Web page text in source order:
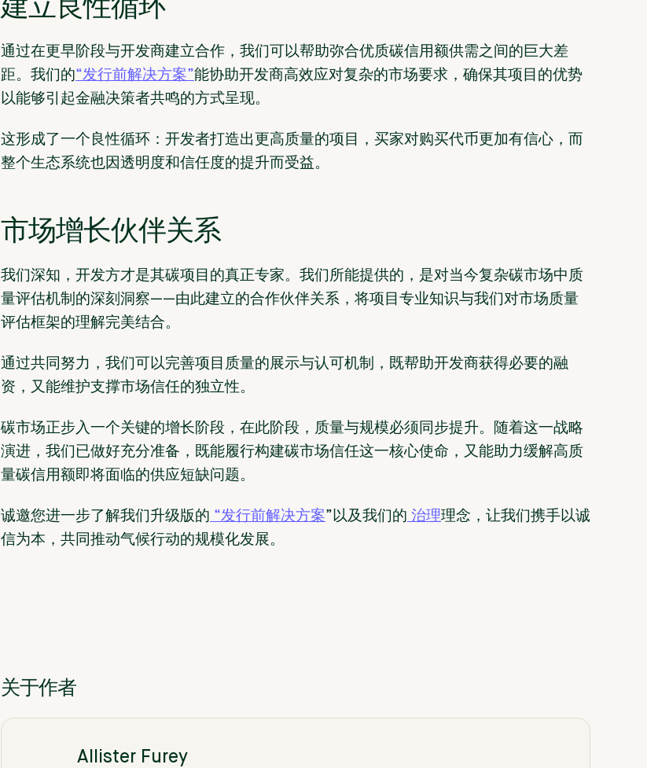
通过在更早阶段与开发商建立合作，我们可以帮助弥合优质碳信用额供需之间的巨大差
距。我们的“发行前解决方案”能协助开发商高效应对复杂的市场要求，确保其项目的优势
以能够引起金融决策者共鸣的方式呈现。
这形成了一个良性循环：开发者打造出更高质量的项目，买家对购买代币更加有信心，而
整个生态系统也因透明度和信任度的提升而受益。
市场增长伙伴关系
我们深知，开发方才是其碳项目的真正专家。我们所能提供的，是对当今复杂碳市场中质
量评估机制的深刻洞察——由此建立的合作伙伴关系，将项目专业知识与我们对市场质量
评估框架的理解完美结合。
通过共同努力，我们可以完善项目质量的展示与认可机制，既帮助开发商获得必要的融
资，又能维护支撑市场信任的独立性。
碳市场正步入一个关键的增长阶段，在此阶段，质量与规模必须同步提升。随着这一战略
演进，我们已做好充分准备，既能履行构建碳市场信任这一核心使命，又能助力缓解高质
量碳信用额即将面临的供应短缺问题。
诚邀您进一步了解我们升级版的 “发行前解决方案”以及我们的 治理理念，让我们携手以诚
信为本，共同推动气候行动的规模化发展。
关于作者
Allister Furey